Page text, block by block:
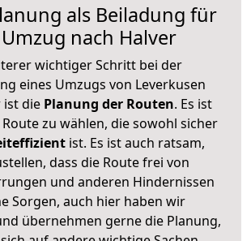
als Beiladung für
nach Halver
wichtiger Schritt bei der
eines Umzugs von Leverkusen
ist diePlanung der Routen. Es ist
zu wählen, die sowohl sicher
ist. Es ist auch ratsam,
dass die Route frei von
und anderen Hindernissen
Sorgen, auch hier haben wir
übernehmen gerne die Planung,